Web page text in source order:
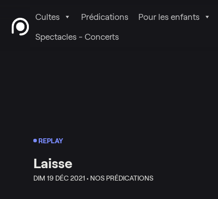
Cultes Prédications Pour les enfants
Spectacles - Concerts
REPLAY
Laisse
DIM 19 DÉC 2021 • NOS PRÉDICATIONS